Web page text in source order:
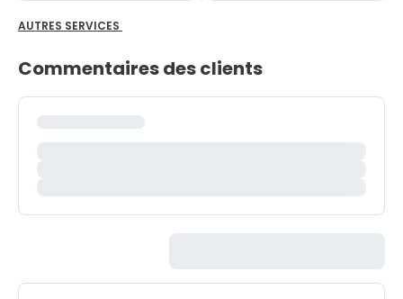
AUTRES SERVICES
Commentaires des clients